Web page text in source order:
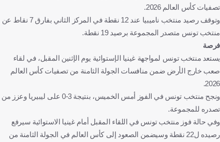
تونس ضد ليبيريا
ليبيريا
تصفيات كأس العالم 2026.
وتوقف رصيد منتخب ناميبيا عند 12 نقطة في المركز الثاني بفارق 7 نقاط عن
منتخب تونس متصدر المجموعة برصيد 19 نقطة.
فرصة
يستعد منتخب تونس لمواجهة غينيا الإستوائية يوم الإثنين المقبل، في لقاء
صعب خارج الأرض ضمن منافسات الجولة الثامنة من تصفيات كأس العالم
2026.
ونجح منتخب تونس في الفوز أمس الخميس، بنتيجة 3-0 على ليبيريا وعزز من
تصدره للمجموعة.
وفي حالة فوز منتخب تونس في اللقاء المقبل أمام غينيا الاستوائية سيرفع
رصيده ل22 نقطة وسيضمن الصعود إلى كأس العالم في الجولة الثامنة من